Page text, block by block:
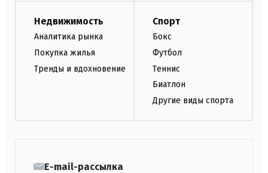
Недвижимость
Аналитика рынка
Покупка жилья
Тренды и вдохновение
Спорт
Бокс
Футбол
Теннис
Биатлон
Другие виды спорта
E-mail-рассылка